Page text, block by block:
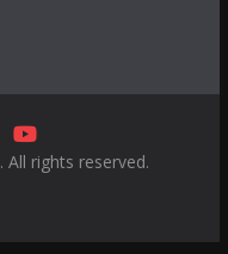
. All rights reserved.